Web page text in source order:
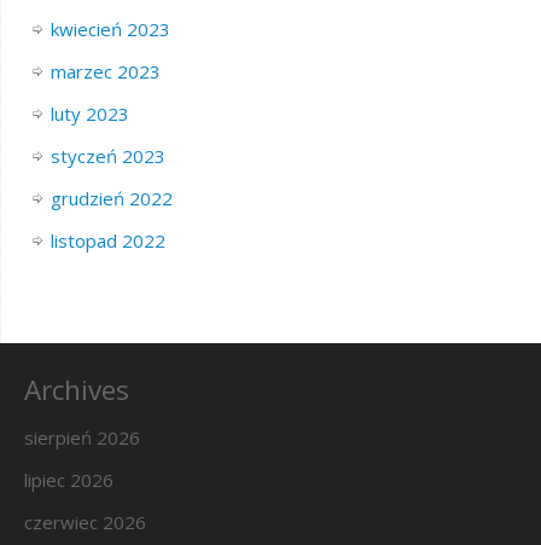
kwiecień 2023
marzec 2023
luty 2023
styczeń 2023
grudzień 2022
listopad 2022
Archives
sierpień 2026
lipiec 2026
czerwiec 2026